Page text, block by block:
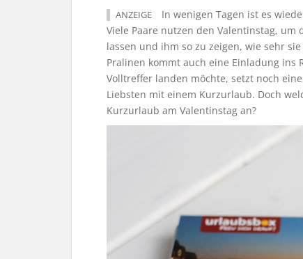
ANZEIGE
In wenigen Tagen ist es
Viele Paare nutzen den Valentinstag,
lassen und ihm so zu zeigen, wie sehr
Pralinen kommt auch eine Einladung ins
Volltreffer landen möchte, setzt noch
Liebsten mit einem Kurzurlaub. Doch
Kurzurlaub am Valentinstag an?